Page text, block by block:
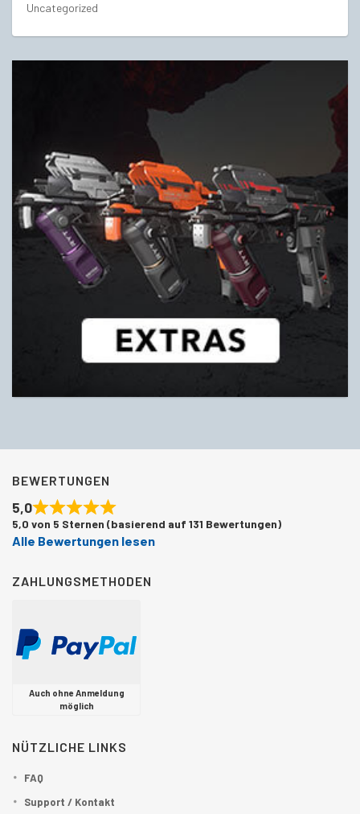
Uncategorized
BEWERTUNGEN
5,0
5,0 von 5 Sternen (basierend auf 131 Bewertungen)
Alle Bewertungen lesen
ZAHLUNGSMETHODEN
Auch ohne Anmeldung
möglich
NÜTZLICHE LINKS
FAQ
Support / Kontakt